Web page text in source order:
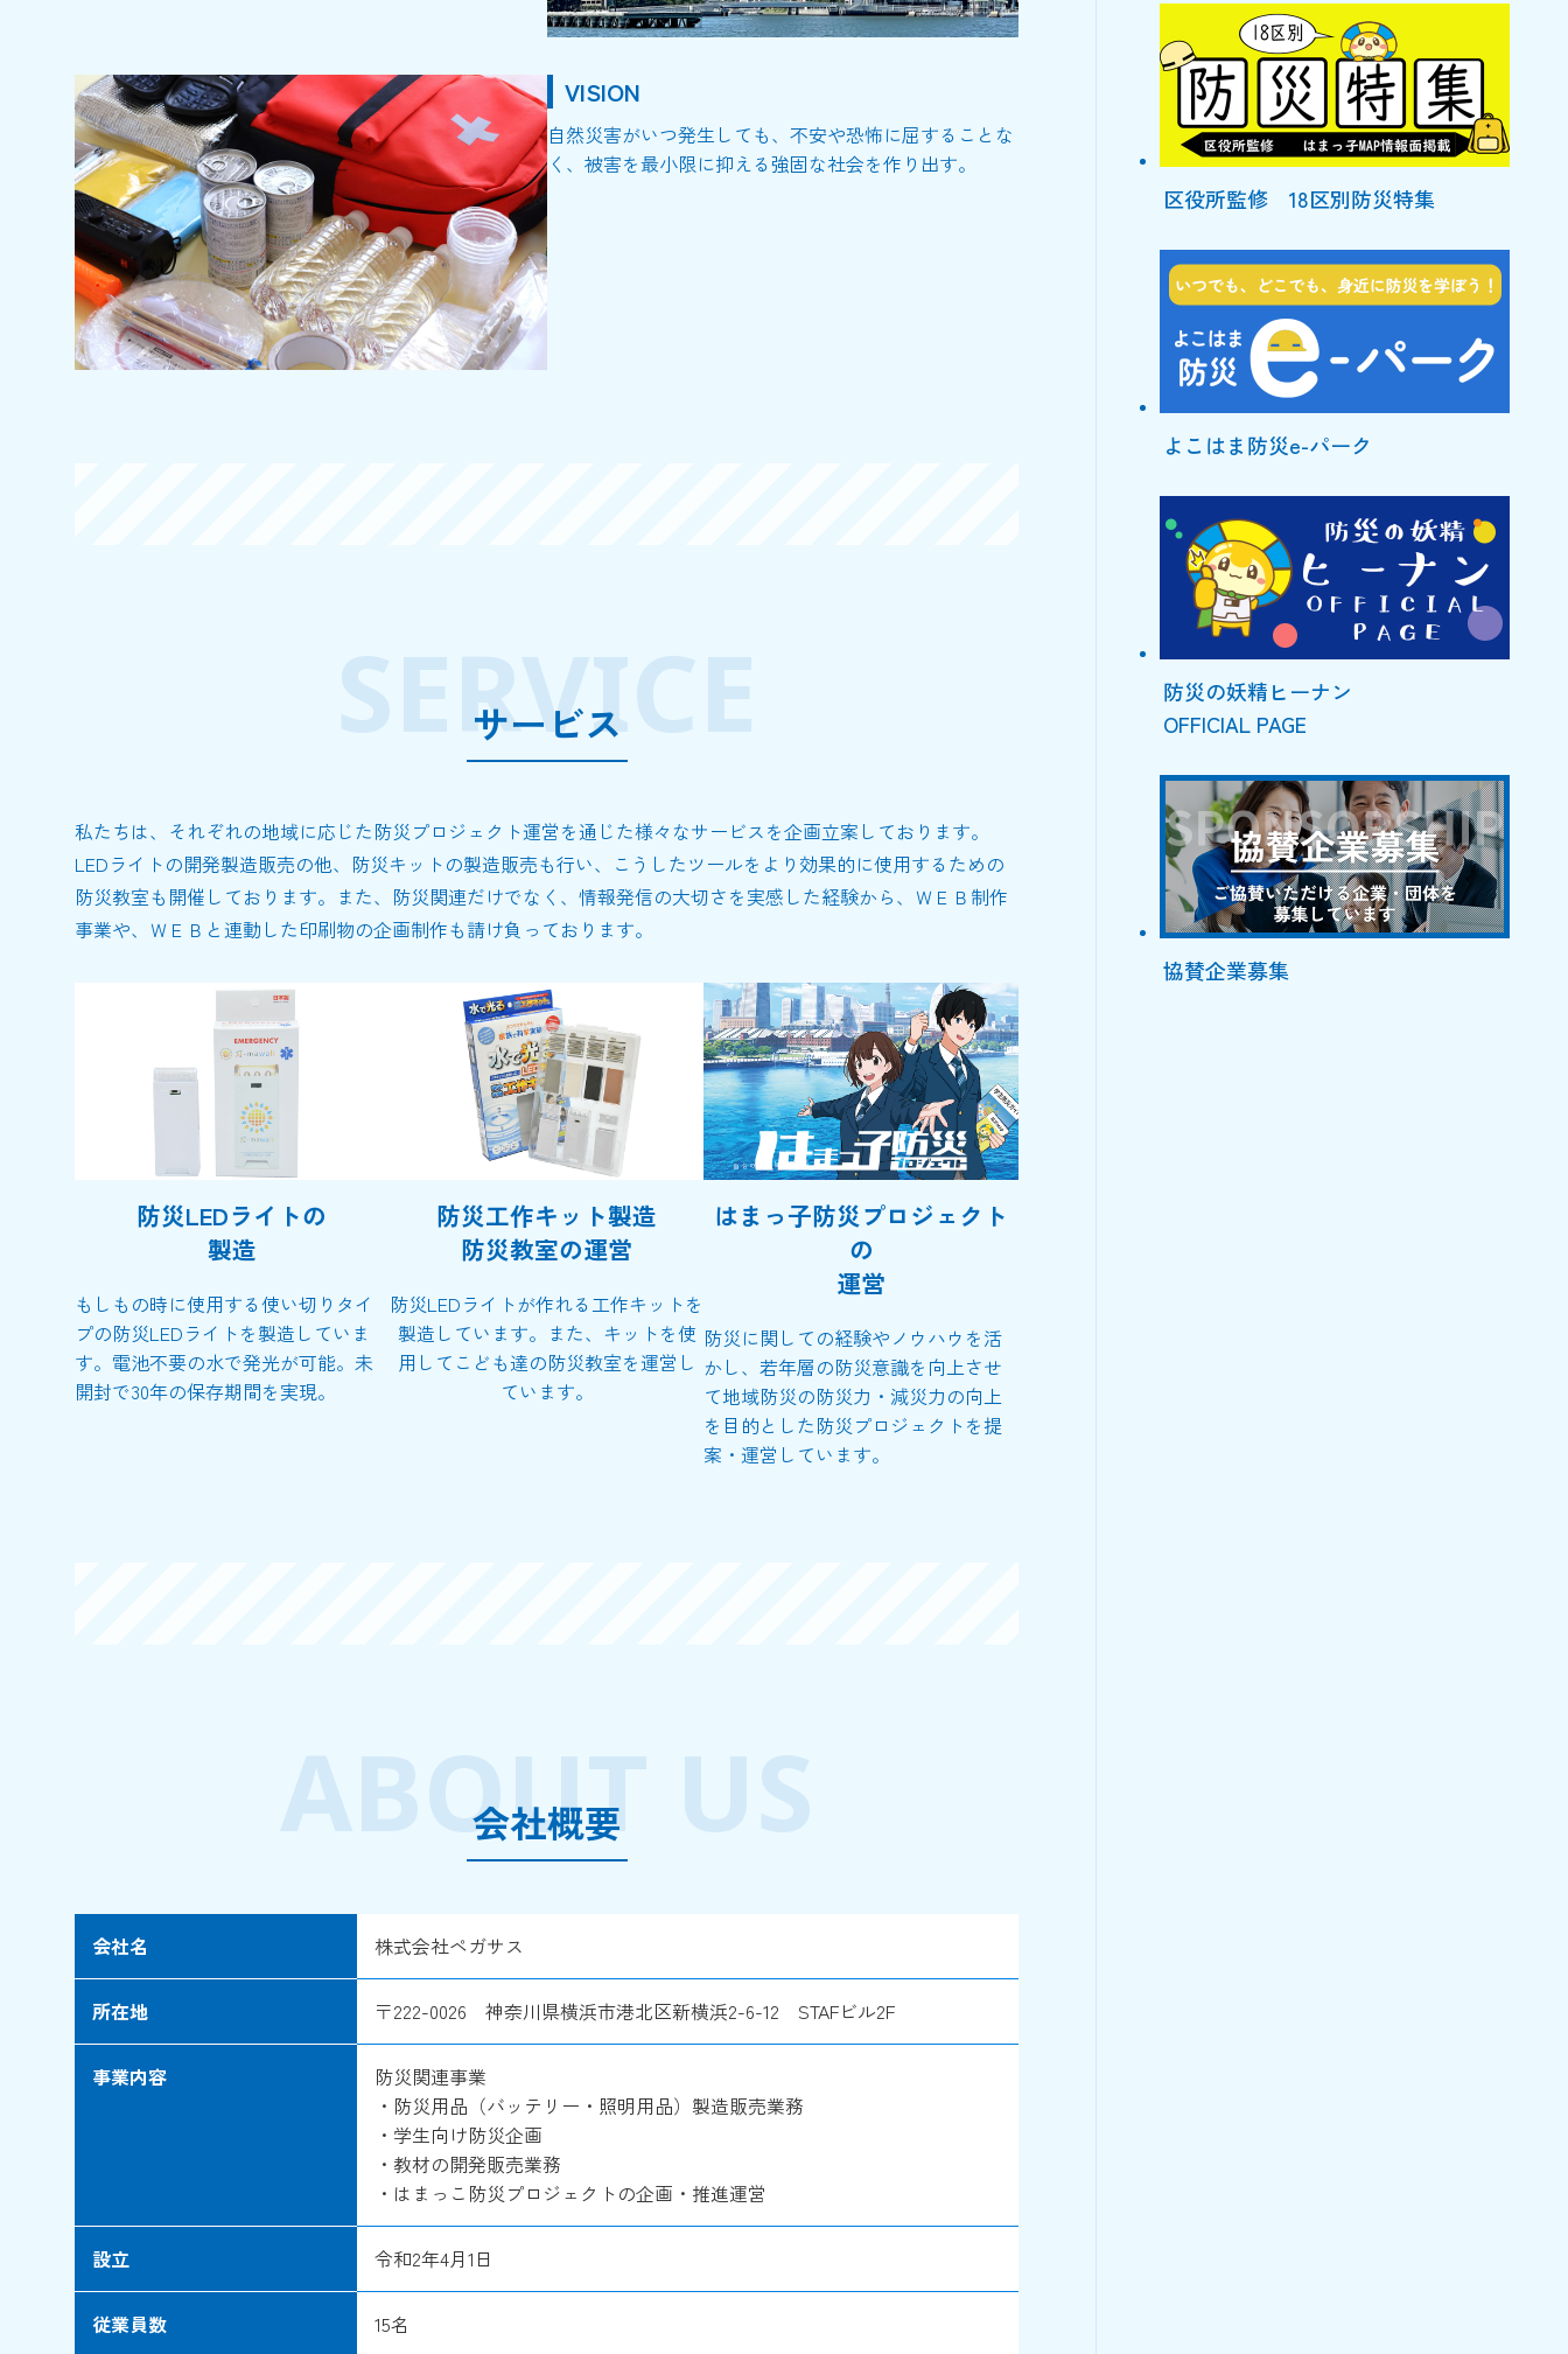
VISION
自然災害がいつ発生しても、不安や恐怖に屈することな
く、被害を最小限に抑える強固な社会を作り出す。
サービス
SERVICE
私たちは、それぞれの地域に応じた防災プロジェクト運営を通じた様々なサービスを企画立案しております。
LEDライトの開発製造販売の他、防災キットの製造販売も行い、こうしたツールをより効果的に使用するための
防災教室も開催しております。また、防災関連だけでなく、情報発信の大切さを実感した経験から、ＷＥＢ制作
事業や、ＷＥＢと連動した印刷物の企画制作も請け負っております。
防災LEDライトの
製造
もしもの時に使用する使い切りタイ
プの防災LEDライトを製造していま
す。電池不要の水で発光が可能。未
開封で30年の保存期間を実現。
防災工作キット製造
防災教室の運営
防災LEDライトが作れる工作キットを
製造しています。また、キットを使
用してこども達の防災教室を運営し
ています。
はまっ子防災プロジェクト
の
運営
防災に関しての経験やノウハウを活
かし、若年層の防災意識を向上させ
て地域防災の防災力・減災力の向上
を目的とした防災プロジェクトを提
案・運営しています。
会社概要
ABOUT US
会社名 株式会社ペガサス
所在地 〒222-0026 神奈川県横浜市港北区新横浜2-6-12 STAFビル2F
事業内容
防災関連事業
・防災用品（バッテリー・照明用品）製造販売業務
・学生向け防災企画
・教材の開発販売業務
・はまっこ防災プロジェクトの企画・推進運営
設立 令和2年4月1日
従業員数 15名
区役所監修 18区別防災特集
よこはま防災e-パーク
防災の妖精ヒーナン
OFFICIAL PAGE
協賛企業募集